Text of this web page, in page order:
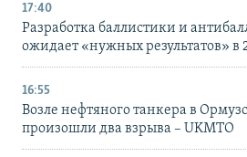
17:40
Разработка баллистики и
ожидает «нужных результатов» в
16:55
Возле нефтяного танкера в
произошли два взрыва – UKMTO